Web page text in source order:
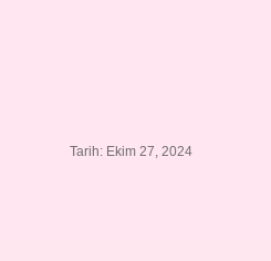
Tarih: Ekim 27, 2024